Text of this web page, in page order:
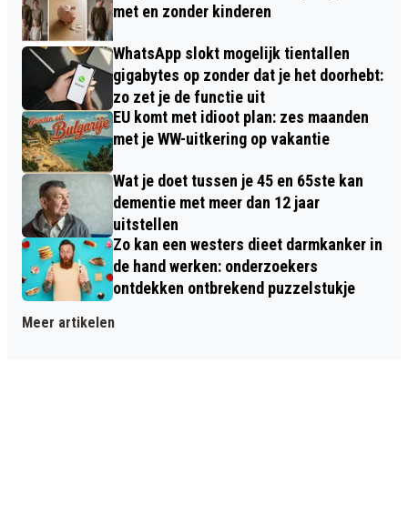
met en zonder kinderen
WhatsApp slokt mogelijk tientallen
gigabytes op zonder dat je het doorhebt:
zo zet je de functie uit
EU komt met idioot plan: zes maanden
met je WW-uitkering op vakantie
Wat je doet tussen je 45 en 65ste kan
dementie met meer dan 12 jaar
uitstellen
Zo kan een westers dieet darmkanker in
de hand werken: onderzoekers
ontdekken ontbrekend puzzelstukje
Meer artikelen